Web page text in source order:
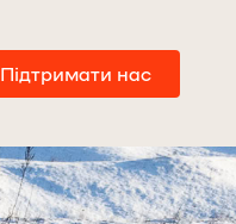
Підтримати нас